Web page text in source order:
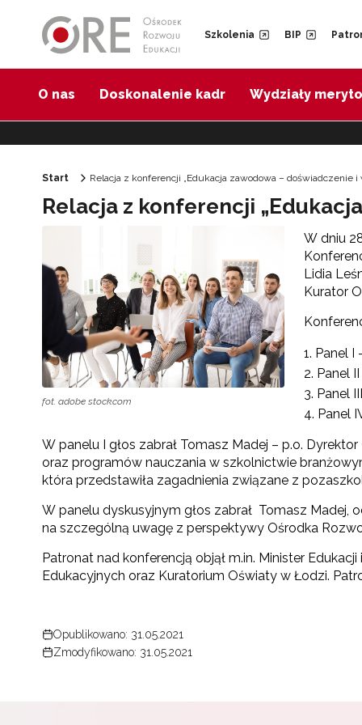
Szkolenia BIP
O nas Doskonalenie kadr Wydziały
Start Relacja z konferencji „Edukacja zawodowa – doświadczenie
Relacja z konferencji
fot. adobe stock.com
W dniu
Lidia
Kurator
Panel I
Panel
Panel
Panel
W panelu I głos zabrał Tomasz Madej – p.o.
oraz programów nauczania w szkolnictwie
która przedstawiła zagadnienia związane z
W panelu dyskusyjnym głos zabrał Tomasz
na szczególną uwagę z perspektywy Ośrodka
Patronat nad konferencją objął m.in. Minister
Edukacyjnych oraz Kuratorium Oświaty w Łodzi.
Opublikowano: 31.05.2021
Zmodyfikowano: 31.05.2021